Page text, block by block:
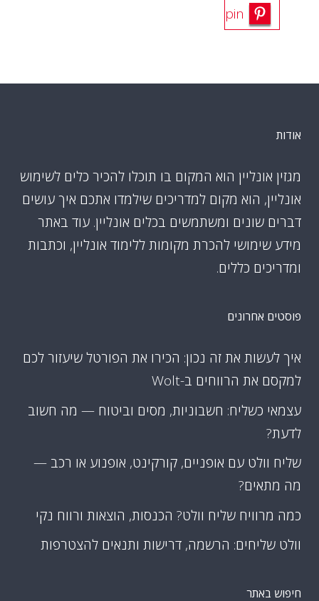
pin
אודות
מגזין אונליין הוא המקום בו תוכלו להכיר כלים לשימוש
אונליין, הוא מקום למדריכים שילמדו אתכם איך עושים
דברים שונים ומשתמשים בכלים אונליין. עוד באתר
מידע שימושי להכרת מקומות ללימוד אונליין, וכתבות
ומדריכים כללים.
פוסטים אחרונים
איך לעשות את זה נכון: הכירו את הפורטל שיעזור לכם
למקסם את הרווחים ב-Wolt
עצמאי כשליח: חשבוניות, מסים וביטוח — מה חשוב
לדעת?
שליח וולט עם אופניים, קורקינט, אופנוע או רכב —
מה מתאים?
כמה מרוויח שליח וולט? הכנסות, הוצאות ורווח נקי
וולט שליחים: הרשמה, דרישות ותנאים להצטרפות
חיפוש באתר